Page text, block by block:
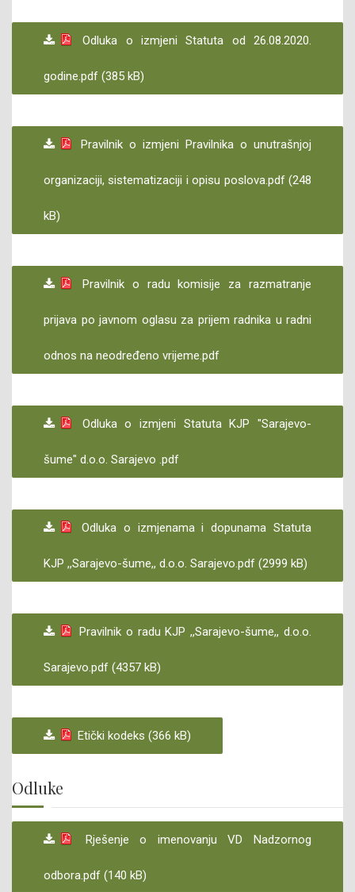
Odluka o izmjeni Statuta od 26.08.2020.
godine.pdf (385 kB)
Pravilnik o izmjeni Pravilnika o unutrašnjoj
organizaciji, sistematizaciji i opisu poslova.pdf (248
kB)
Pravilnik o radu komisije za razmatranje
prijava po javnom oglasu za prijem radnika u radni
odnos na neodređeno vrijeme.pdf
Odluka o izmjeni Statuta KJP "Sarajevo-
šume" d.o.o. Sarajevo .pdf
Odluka o izmjenama i dopunama Statuta
KJP ,,Sarajevo-šume,, d.o.o. Sarajevo.pdf (2999 kB)
Pravilnik o radu KJP ,,Sarajevo-šume,, d.o.o.
Sarajevo.pdf (4357 kB)
Etički kodeks (366 kB)
Odluke
Rješenje o imenovanju VD Nadzornog
odbora.pdf (140 kB)